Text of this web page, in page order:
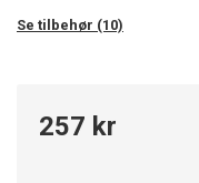
Se tilbehør (10)
257 kr